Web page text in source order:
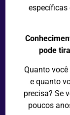
específicas
pode
Quanto
e quanto
precisa? Se
poucos